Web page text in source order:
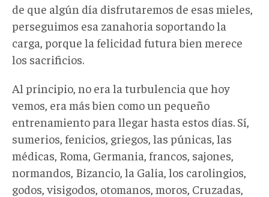
de que algún día disfrutaremos de esas mieles,
perseguimos esa zanahoria soportando la
carga, porque la felicidad futura bien merece
los sacrificios.
Al principio, no era la turbulencia que hoy
vemos, era más bien como un pequeño
entrenamiento para llegar hasta estos días. Sí,
sumerios, fenicios, griegos, las púnicas, las
médicas, Roma, Germania, francos, sajones,
normandos, Bizancio, la Galia, los carolingios,
godos, visigodos, otomanos, moros, Cruzadas,